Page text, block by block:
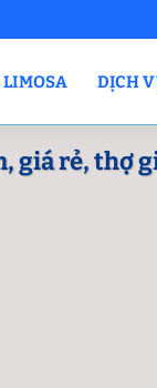
LIMOSA DỊCH
giá rẻ, thợ